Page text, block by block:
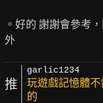
。好的 謝謝會參考
推
garlic1234
玩遊戲記憶體
的